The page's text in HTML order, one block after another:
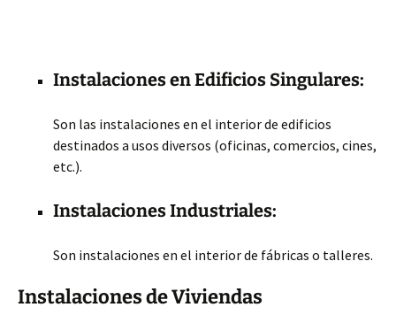
Instalaciones en Edificios Singulares:
Son las instalaciones en el interior de edificios
destinados a usos diversos (oficinas, comercios, cines,
etc.).
Instalaciones Industriales:
Son instalaciones en el interior de fábricas o talleres.
Instalaciones de Viviendas